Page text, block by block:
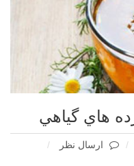
هاي گياهي
ارسال نظر
برای